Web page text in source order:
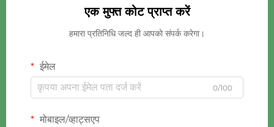
एक मुफ्त कोट प्राप्त करें
हमारा प्रतिनिधि जल्द ही आपको संपर्क करेगा।
ईमेल
0/100
मोबाइल/व्हाट्सएप